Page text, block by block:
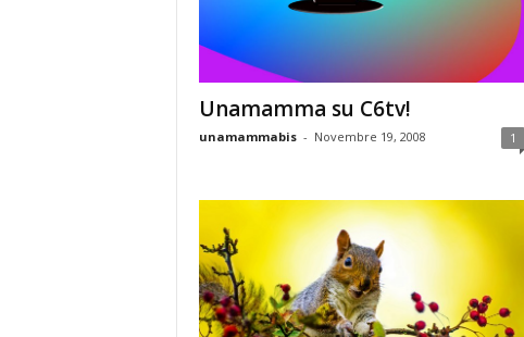
Unamamma su C6tv!
unamammabis - Novembre 19, 2008 1